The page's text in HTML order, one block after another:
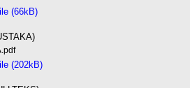
(66kB)
(202kB)